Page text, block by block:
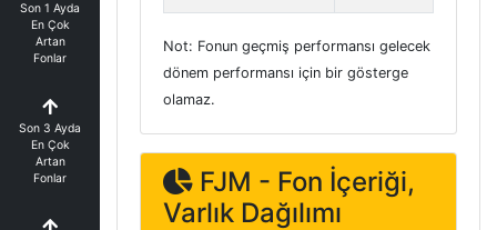
Son 1 Ayda
En Çok
Artan
Fonlar
Son 3 Ayda
En Çok
Artan
Fonlar
Not: Fonun geçmiş performansı gelecek
dönem performansı için bir gösterge
olamaz.
FJM - Fon İçeriği,
Varlık Dağılımı